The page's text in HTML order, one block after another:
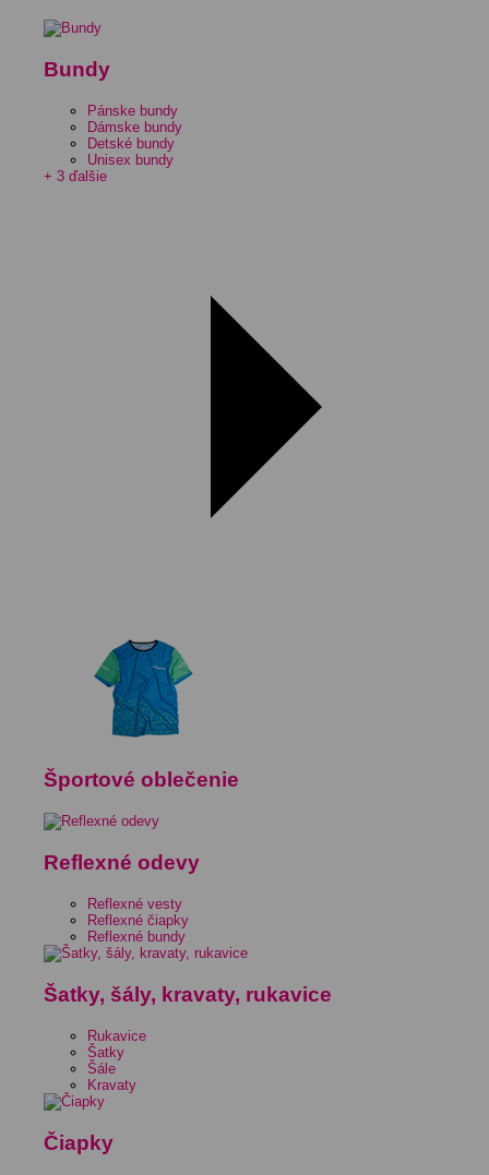
Bundy
Pánske bundy
Dámske bundy
Detské bundy
Unisex bundy
+ 3 ďalšie
Športové oblečenie
Reflexné odevy
Reflexné vesty
Reflexné čiapky
Reflexné bundy
Šatky, šály, kravaty, rukavice
Rukavice
Šatky
Šále
Kravaty
Čiapky